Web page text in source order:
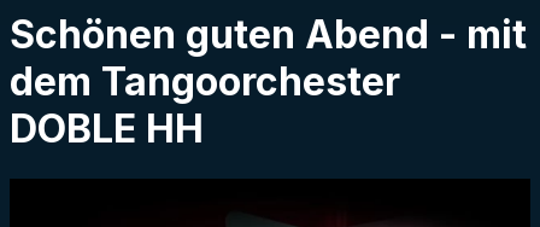
Schönen guten Abend - mit
dem Tangoorchester
DOBLE HH